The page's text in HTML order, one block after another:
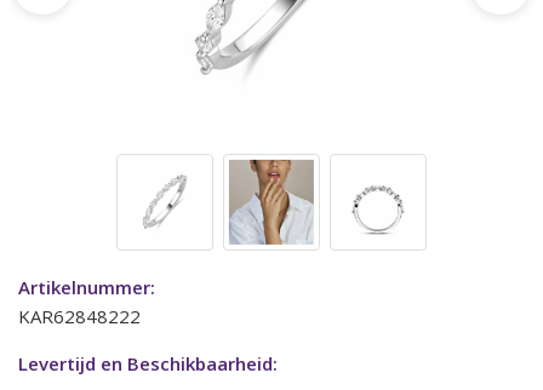
Artikelnummer:
KAR62848222
Levertijd en Beschikbaarheid: